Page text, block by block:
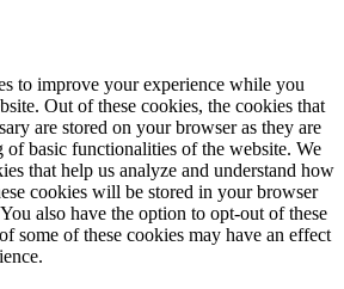
to improve your experience while you
Out of these cookies, the cookies that
are stored on your browser as they are
of basic functionalities of the website. We
that help us analyze and understand how
cookies will be stored in your browser
also have the option to opt-out of these
some of these cookies may have an effect